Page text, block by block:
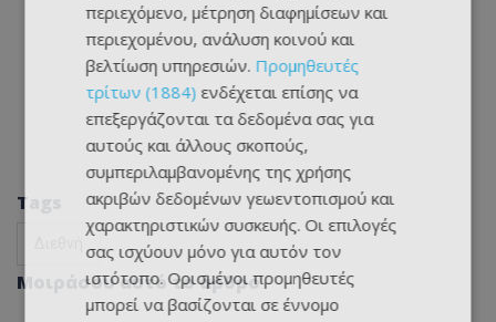
Tags
Μοιράσου αυτό το άρθρο
περιεχόμενο, μέτρηση διαφημίσεων και
περιεχομένου, ανάλυση κοινού και
βελτίωση υπηρεσιών. Προμηθευτές
τρίτων (1884) ενδέχεται επίσης να
επεξεργάζονται τα δεδομένα σας για
αυτούς και άλλους σκοπούς,
συμπεριλαμβανομένης της χρήσης
ακριβών δεδομένων γεωεντοπισμού και
χαρακτηριστικών συσκευής. Οι επιλογές
σας ισχύουν μόνο για αυτόν τον
ιστότοπο. Ορισμένοι προμηθευτές
μπορεί να βασίζονται σε έννομο